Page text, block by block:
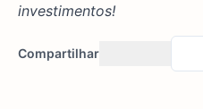
investimentos!
Compartilhar